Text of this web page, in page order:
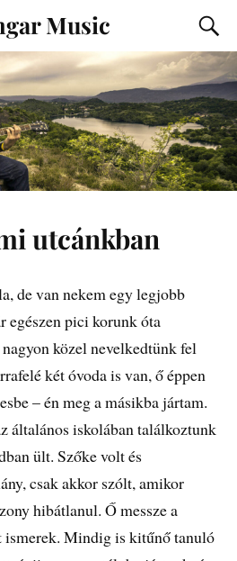
Music
utcánkban
de van nekem egy legjobb
egészen pici korunk óta
közel nevelkedtünk fel
két óvoda is van, ő éppen
– én meg a másikba jártam.
általános iskolában találkoztunk
ült. Szőke volt és
csak akkor szólt, amikor
hibátlanul. Ő messze a
ismerek. Mindig is kitűnő tanuló